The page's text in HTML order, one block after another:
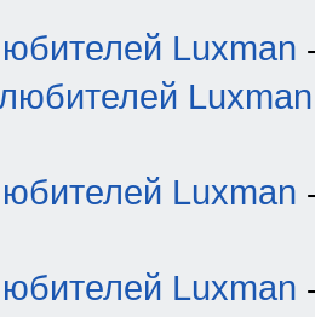
Luxman
Luxman
Luxman
Luxman